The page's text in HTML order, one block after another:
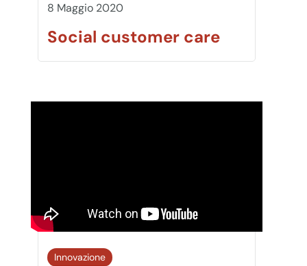
8 Maggio 2020
Social customer care
Innovazione